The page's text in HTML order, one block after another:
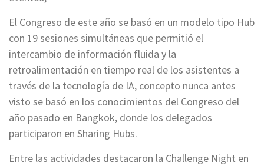
El Congreso de este año se basó en un modelo tipo Hub
con 19 sesiones simultáneas que permitió el
intercambio de información fluida y la
retroalimentación en tiempo real de los asistentes a
través de la tecnología de IA, concepto nunca antes
visto se basó en los conocimientos del Congreso del
año pasado en Bangkok, donde los delegados
participaron en Sharing Hubs.
Entre las actividades destacaron la Challenge Night en